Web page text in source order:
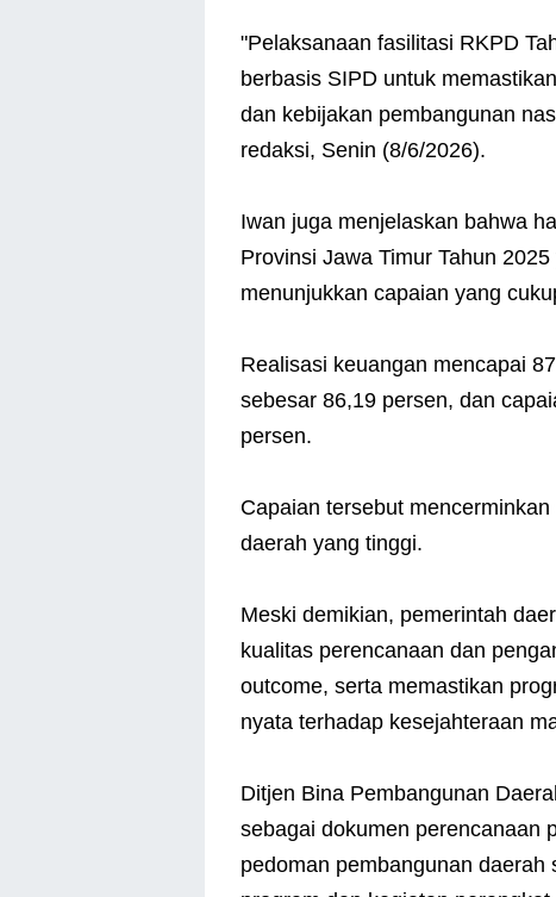
"Pelaksanaan fasilitasi RKPD
berbasis SIPD untuk
dan kebijakan pembangunan
redaksi, Senin (8/6/2026).
Iwan juga menjelaskan bahwa
Provinsi Jawa Timur Tahun
menunjukkan capaian yang
Realisasi keuangan mencapai
sebesar 86,19 persen, dan
persen.
Capaian tersebut
daerah yang tinggi.
Meski demikian, pemerintah
kualitas perencanaan dan
outcome, serta memastikan
nyata terhadap kesejahteraan
Ditjen Bina Pembangunan
sebagai dokumen perencanaan
pedoman pembangunan